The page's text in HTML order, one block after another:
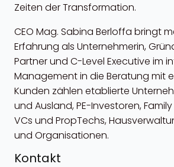
Zeiten der Transformation.
CEO Mag. Sabina Berloffa bringt
Erfahrung als Unternehmerin,
Partner und C-Level Executive im
Management in die Beratung mit
Kunden zählen etablierte
und Ausland, PE-Investoren,
VCs und PropTechs,
und Organisationen.
Kontakt